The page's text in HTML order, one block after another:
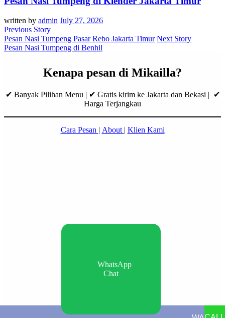
written by admin July 27, 2026
Previous Story
Pesan Nasi Tumpeng Pasar Rebo Jakarta Timur Next Story
Pesan Nasi Tumpeng di Benhil
Kenapa pesan di Mikailla?
✔ Banyak Pilihan Menu | ✔ Gratis kirim ke Jakarta dan Bekasi | ✔
Harga Terjangkau
Cara Pesan | About | Klien Kami
WhatsApp
Chat